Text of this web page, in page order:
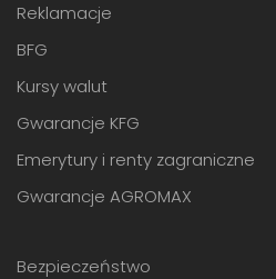
Reklamacje
BFG
Kursy walut
Gwarancje KFG
Emerytury i renty zagraniczne
Gwarancje AGROMAX
Bezpieczeństwo